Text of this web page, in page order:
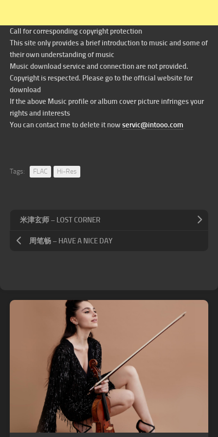
Call for corresponding copyright protection
This site only provides a brief introduction to music and some of
their own understanding of music
Music download service and connection are not provided.
Copyright is respected. Please go to the official website for
download
If the above Music profile or album cover picture infringes your
rights and interests
You can contact me to delete it now servic@intooo.com
Tags: FLAC Hi-Res
米津玄师 – LOST CORNER
周笔畅 – HAVE A NICE DAY